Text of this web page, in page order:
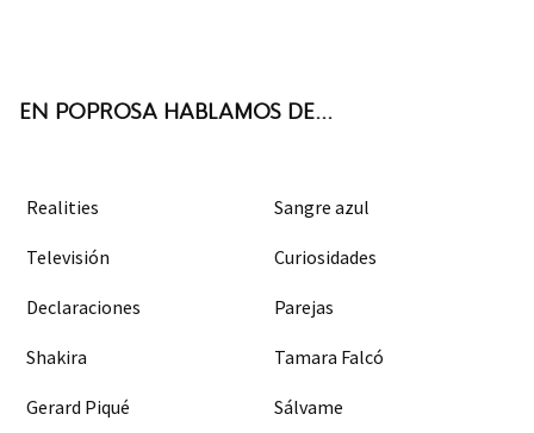
EN POPROSA HABLAMOS DE...
Realities Sangre azul
Televisión Curiosidades
Declaraciones Parejas
Shakira Tamara Falcó
Gerard Piqué Sálvame